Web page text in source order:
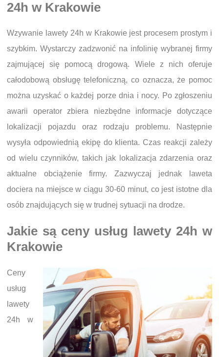
24h w Krakowie
Wzywanie lawety 24h w Krakowie jest procesem prostym i
szybkim. Wystarczy zadzwonić na infolinię wybranej firmy
zajmującej się pomocą drogową. Wiele z nich oferuje
całodobową obsługę telefoniczną, co oznacza, że pomoc
można uzyskać o każdej porze dnia i nocy. Po zgłoszeniu
awarii operator zbiera niezbędne informacje dotyczące
lokalizacji pojazdu oraz rodzaju problemu. Następnie
wysyła odpowiednią ekipę do klienta. Czas reakcji zależy
od wielu czynników, takich jak lokalizacja zdarzenia oraz
aktualne obciążenie firmy. Zazwyczaj jednak laweta
dociera na miejsce w ciągu 30-60 minut, co jest istotne dla
osób znajdujących się w trudnej sytuacji na drodze.
Jakie są ceny usług lawety 24h w
Krakowie
Ceny
usług
lawety
24h w